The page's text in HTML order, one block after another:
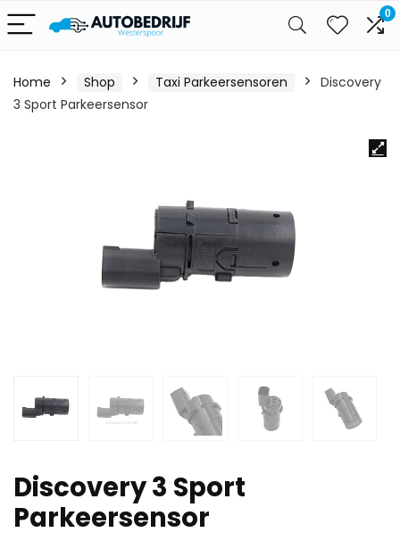
0
Home Shop Taxi Parkeersensoren
Discovery
3 Sport Parkeersensor
Discovery 3 Sport
Parkeersensor